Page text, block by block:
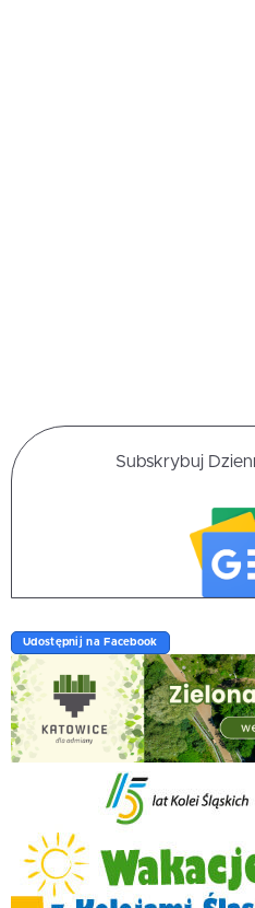
Subskrybuj
Udostępnij na Facebook